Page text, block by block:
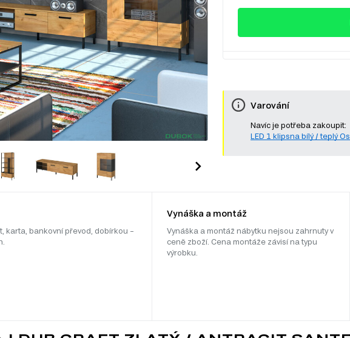
Varování
Navíc je potřeba zakoupit:
LED 1 klipsna bílý / teplý
karta, bankovní převod, dobírkou –
Vynáška a montáž
Vynáška a montáž nábytku nejsou zahrnuty v
ceně zboží. Cena montáže závisí na typu
výrobku.